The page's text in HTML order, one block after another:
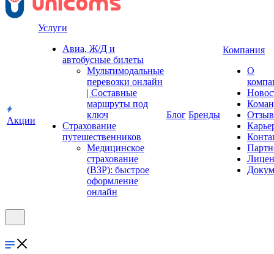
Акции
Услуги
Авиа, Ж/Д и
автобусные билеты
Мультимодальные
перевозки онлайн
| Составные
маршруты под
ключ
Страхование
путешественников
Медицинское
страхование
(ВЗР): быстрое
оформление
онлайн
Блог Бренды
Компания
О